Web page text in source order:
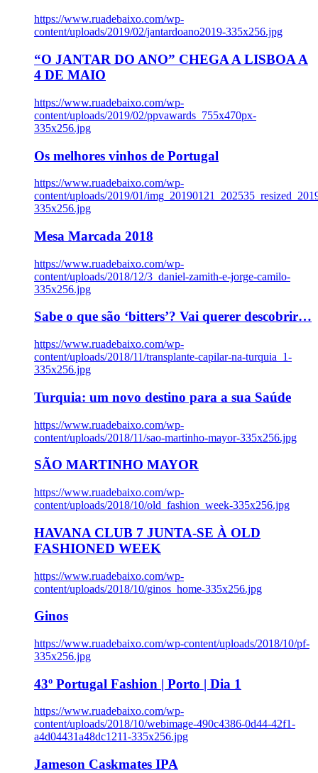
https://www.ruadebaixo.com/wp-
content/uploads/2019/02/jantardoano2019-335x256.jpg
“O JANTAR DO ANO” CHEGA A LISBOA A
4 DE MAIO
https://www.ruadebaixo.com/wp-
content/uploads/2019/02/ppvawards_755x470px-
335x256.jpg
Os melhores vinhos de Portugal
https://www.ruadebaixo.com/wp-
content/uploads/2019/01/
335x256.jpg
Mesa Marcada 2018
https://www.ruadebaixo.com/wp-
content/uploads/2018/12/3_daniel-zamith-e-jorge-camilo-
335x256.jpg
Sabe o que são ‘bitters’? Vai querer descobrir…
https://www.ruadebaixo.com/wp-
content/uploads/2018/11/transplante-capilar-na-turquia_1-
335x256.jpg
Turquia: um novo destino para a sua Saúde
https://www.ruadebaixo.com/wp-
content/uploads/2018/11/sao-martinho-mayor-335x256.jpg
SÃO MARTINHO MAYOR
https://www.ruadebaixo.com/wp-
content/uploads/2018/10/old_fashion_week-335x256.jpg
HAVANA CLUB 7 JUNTA-SE À OLD
FASHIONED WEEK
https://www.ruadebaixo.com/wp-
content/uploads/2018/10/ginos_home-335x256.jpg
Ginos
https://www.ruadebaixo.com/wp-content/uploads/2018/10/pf-
335x256.jpg
43º Portugal Fashion | Porto | Dia 1
https://www.ruadebaixo.com/wp-
content/uploads/2018/10/webimage-490c4386-0d44-42f1-
a4d04431a48dc1211-335x256.jpg
Jameson Caskmates IPA